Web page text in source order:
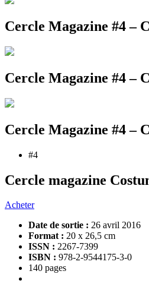
Cercle Magazine #4 –
Cercle Magazine #4 –
Cercle Magazine #4 –
#4
Cercle magazine
Acheter
Date de sortie : 26 avril 2016
Format : 20 x 26,5 cm
ISSN : 2267-7399
ISBN : 978-2-9544175-3-0
140 pages